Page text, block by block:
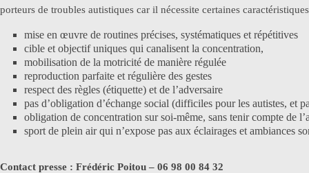
porteurs de troubles autistiques car il nécessite certaines
mise en œuvre de routines précises, systématiques et répétitives
cible et objectif uniques qui canalisent la concentration,
mobilisation de la motricité de manière régulée
reproduction parfaite et régulière des gestes
respect des règles (étiquette) et de l’adversaire
pas d’obligation d’échange social (difficiles pour les autistes, et
obligation de concentration sur soi-même, sans tenir compte de
sport de plein air qui n’expose pas aux éclairages et ambiances
Contact presse : Frédéric Poitou – 06 98 00 84 32